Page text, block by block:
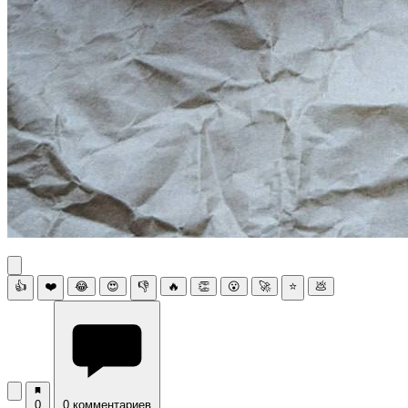
👍 ❤️ 😂 😍 👎 🔥 👏 😮 🚀 ⭐ 💩
0 0 комментариев